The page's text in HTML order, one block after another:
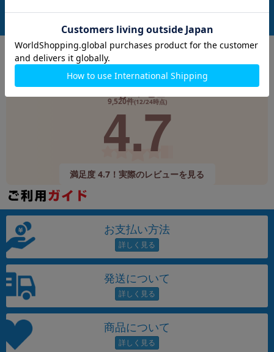
9,520件(12/24時点)
4.7
満足度 4.7！実際のレビューを見る
お支払い方法
発送について
商品について